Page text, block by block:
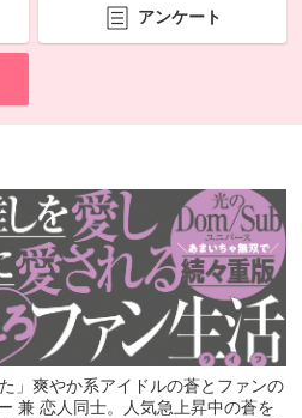
アンケート
」爽やか系アイドルの蒼とファンの
兼 恋人同士。人気急上昇中の蒼を